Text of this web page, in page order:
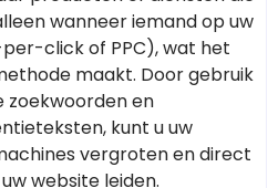
wanneer iemand op uw
click of PPC), wat het
maakt. Door gebruik
zoekwoorden en
kunt u uw
vergroten en direct
website leiden.